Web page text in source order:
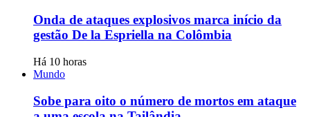
Onda de ataques explosivos marca início da
gestão De la Espriella na Colômbia
Há 10 horas
Mundo
Sobe para oito o número de mortos em ataque